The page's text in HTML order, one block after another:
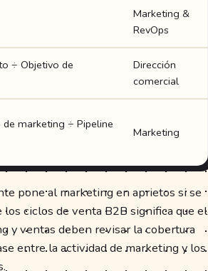
Marketing &
RevOps
÷ Objetivo de
Dirección
comercial
marketing ÷ Pipeline
Marketing
pone al marketing en aprietos si se
ciclos de venta B2B significa que el
y ventas deben revisar la cobertura
entre la actividad de marketing y los